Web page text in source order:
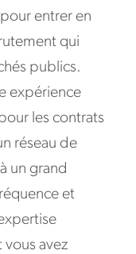
entrer en
qui
publics.
expérience
les contrats
réseau de
un grand
et
avez